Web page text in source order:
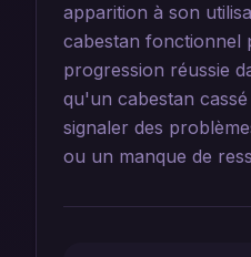
apparition à son
cabestan fonctionnel
progression réussie
qu'un cabestan
signaler des
ou un manque de